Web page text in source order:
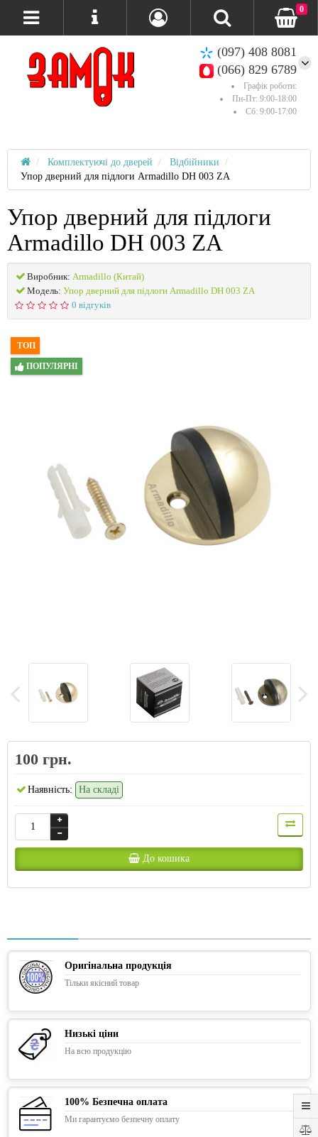
(097) 408 8081
(066) 829 6789
Графік роботи:
Пн-Пт: 9:00-18:00
Сб: 9:00-17:00
0
Комплектуючі до дверей
Відбійники
Упор дверний для підлоги Armadillo DH 003 ZA
Упор дверний для підлоги
Armadillo DH 003 ZA
Виробник: Armadillo (Китай)
Модель: Упор дверний для підлоги Armadillo DH 003 ZA
0 відгуків
ТОП
ПОПУЛЯРНІ
100 грн.
Наявність: На складі
До кошика
Оригінальна продукція
Тільки якісний товар
Низькі ціни
На всю продукцію
100% Безпечна оплата
Ми гарантуємо безпечну оплату